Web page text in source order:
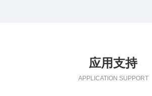
应用支持
APPLICATION SUPPORT